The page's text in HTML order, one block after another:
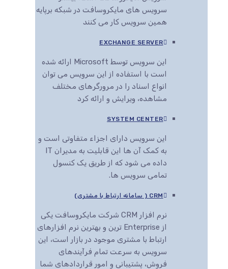
سرویس های مایکروسافت در شبکه برپایه
همین سرویس کار می کنند
EXCHANGE SERVER
این سرویس توسط Microsoft ارائه شده
است با استفاده از این سرویس می توان
انواع اسناد را در مرورگرهای مختلف
مشاهده، ویرایش و ارائه کرد
SYSTEM CENTER
این سرویس دارای اجزاء متفاوتی است و
به کمک آن ها این قابلیت به مدیران IT
داده می شود که از طریق یک کنسول
تمامی سرویس ها.
CRM ( سامانه ارتباط با مشتری)
نرم افزار CRM شرکت مایکروسافت یکی
از Enterprise ترین و بهترین نرم افزارهای
ارتباط با مشتری موجود در بازار است، این
سرویس به سرعت تمام فرآیندهای
فروش، پشتیبانی و امور قراردادهای شما